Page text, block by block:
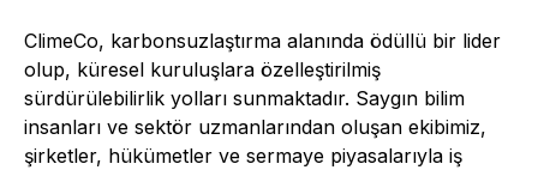
ClimeCo, karbonsuzlaştırma alanında ödüllü bir lider
olup, küresel kuruluşlara özelleştirilmiş
sürdürülebilirlik yolları sunmaktadır. Saygın bilim
insanları ve sektör uzmanlarından oluşan ekibimiz,
şirketler, hükümetler ve sermaye piyasalarıyla iş